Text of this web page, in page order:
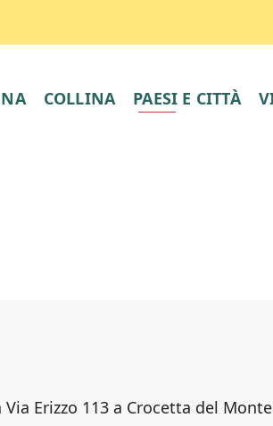
COLLINA PAESI E CITTÀ
Erizzo 113 a Crocetta del